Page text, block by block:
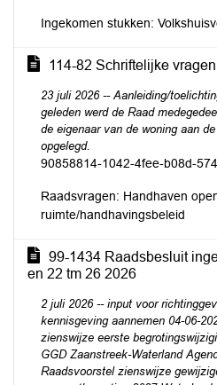
Ingekomen stukken:
114-82 Schriftelijke
23 juli 2026 -- Aanleiding/
geleden werd de Raad
de eigenaar van de woning aan
opgelegd.
90858814-1042-4fee-b08d-
Raadsvragen: Handhaven
ruimte/handhavingsbeleid
99-1434 Raadsbesluit
en 22 tm 26 2026
2 juli 2026 -- input voor
kennisgeving aannemen 04-06-
zienswijze eerste
GGD Zaanstreek-Waterland
Raadsvoorstel zienswijze